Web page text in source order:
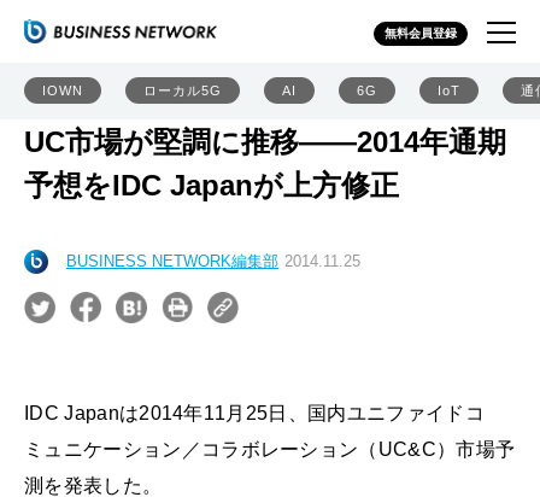
無料会員登録
IOWN ローカル5G AI 6G IoT 通
UC市場が堅調に推移――2014年通期
予想をIDC Japanが上方修正
BUSINESS NETWORK編集部 2014.11.25
IDC Japanは2014年11月25日、国内ユニファイドコ
ミュニケーション／コラボレーション（UC&C）市場予
測を発表した。